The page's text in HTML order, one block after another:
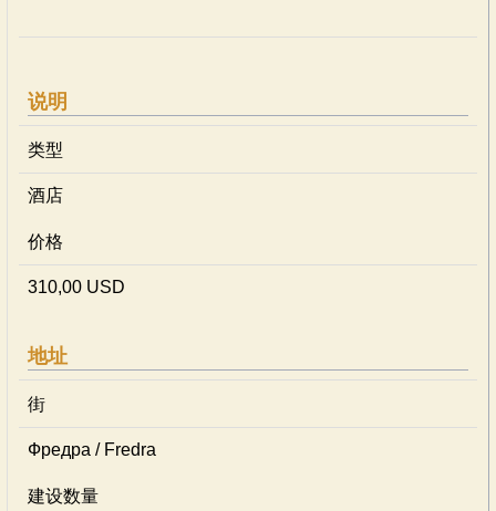
说明
类型
酒店
价格
310,00 USD
地址
街
Фредра / Fredra
建设数量